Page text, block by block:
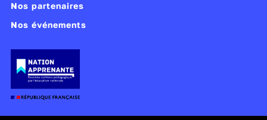
Nos partenaires
Nos événements